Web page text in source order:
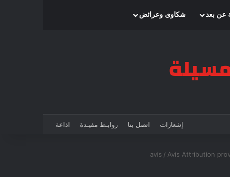
عن بعد شكاوى وعرائض
إشعارات اتصل بنا روابـط مفيـدة اذاعة
avis / Avis Attribution